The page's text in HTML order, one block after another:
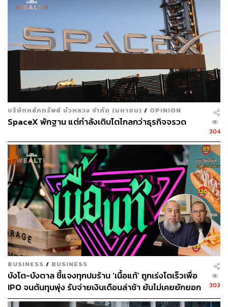
681
ABOUT THE AUTHOR
ประลองยุทธ ผงงอย
THE STANDARD WEALTH Feature Editor
บริษัทหลักทรัพย์ บัวหลวง จำกัด (มหาชน) / OPINION
SpaceX พักฐาน แต่กำลังเติบโตไกลกว่าธุรกิจจรวด
304
BUSINESS / BUSINESS
บังโต-บังตาล ชี้แจงทุกปมร้าน ‘เนื้อแท้’ ถูกเร่งโตเร็วเพื่อ
IPO จนต้นทุนพุ่ง รับจ่ายเงินเดือนล่าช้า ยันไม่เคยยักยอก
เงินประกันสังคม
303